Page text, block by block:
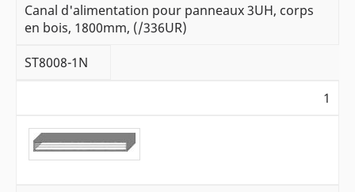
Canal d'alimentation pour panneaux 3UH, corps
en bois, 1800mm, (/336UR)
ST8008-1N
1